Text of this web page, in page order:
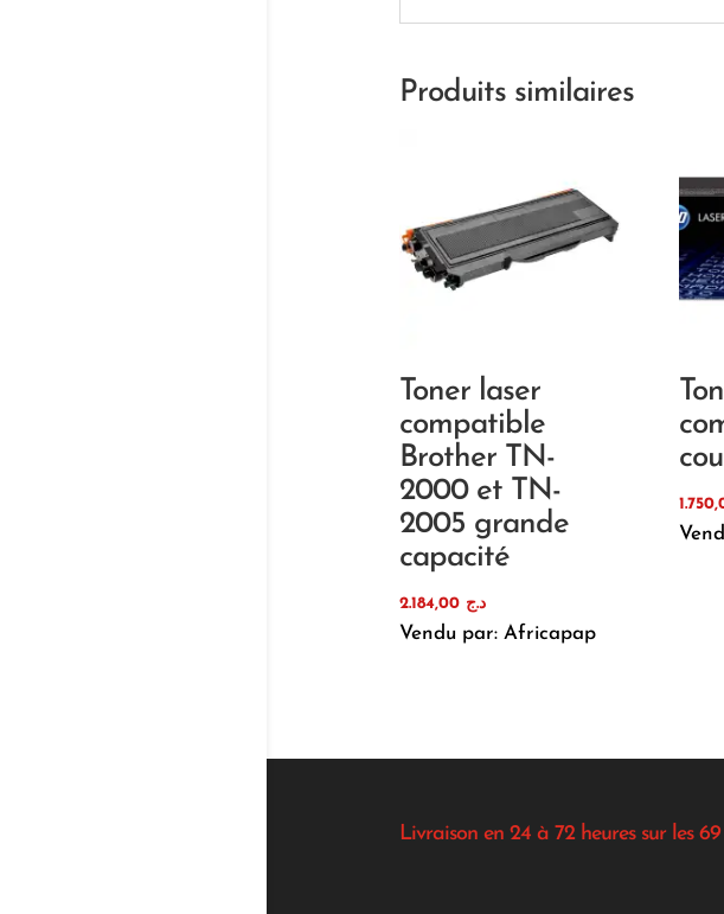
Produits similaires
Toner laser
compatible
Brother TN-
2000 et TN-
2005 grande
capacité
د.ج 2.184,00
Vendu par: Africapap
Livraison en 24 à 72 heures sur les